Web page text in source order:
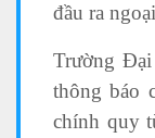
đầu ra
Trường
thông báo
chính quy